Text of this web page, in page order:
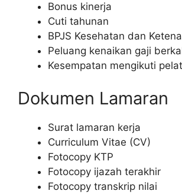
Bonus kinerja
Cuti tahunan
BPJS Kesehatan dan
Peluang kenaikan gaji
Kesempatan mengikuti
Dokumen Lamaran
Surat lamaran kerja
Curriculum Vitae (CV)
Fotocopy KTP
Fotocopy ijazah terakhir
Fotocopy transkrip nilai